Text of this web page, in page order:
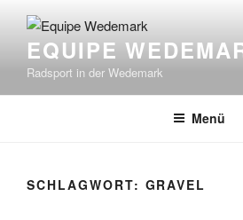
Inhalt
springenEQUIPE
Radsport in der Wedemark
Menü
SCHLAGWORT: GRAVEL